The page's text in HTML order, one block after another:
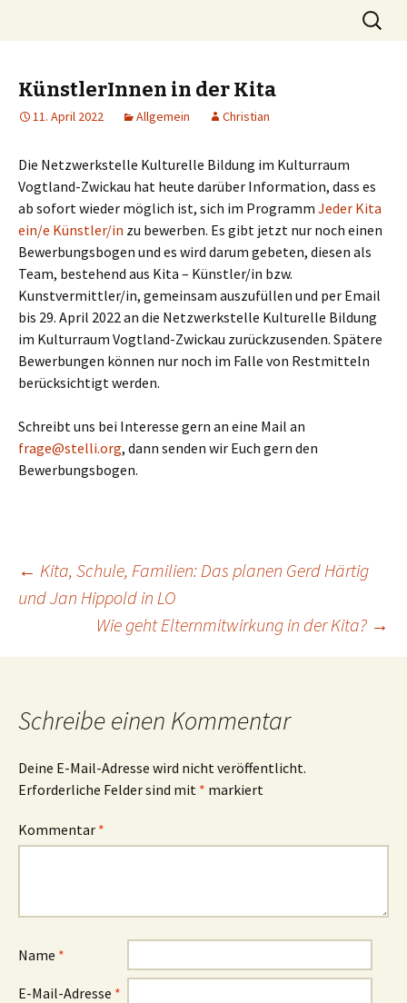
Oberfrohna
Suchen
nach:
KünstlerInnen in der Kita
11. April 2022 Allgemein Christian
Die Netzwerkstelle Kulturelle Bildung im Kulturraum
Vogtland-Zwickau hat heute darüber Information, dass es
ab sofort wieder möglich ist, sich im Programm Jeder Kita
ein/e Künstler/in zu bewerben. Es gibt jetzt nur noch einen
Bewerbungsbogen und es wird darum gebeten, diesen als
Team, bestehend aus Kita – Künstler/in bzw.
Kunstvermittler/in, gemeinsam auszufüllen und per Email
bis 29. April 2022 an die Netzwerkstelle Kulturelle Bildung
im Kulturraum Vogtland-Zwickau zurückzusenden. Spätere
Bewerbungen können nur noch im Falle von Restmitteln
berücksichtigt werden.
Schreibt uns bei Interesse gern an eine Mail an
frage@stelli.org, dann senden wir Euch gern den
Bewerbungsbogen.
Beitrags-
Navigation
← Kita, Schule, Familien: Das planen Gerd Härtig
und Jan Hippold in LO
Wie geht Elternmitwirkung in der Kita? →
Schreibe einen Kommentar
Deine E-Mail-Adresse wird nicht veröffentlicht.
Erforderliche Felder sind mit * markiert
Kommentar *
Name *
E-Mail-Adresse *